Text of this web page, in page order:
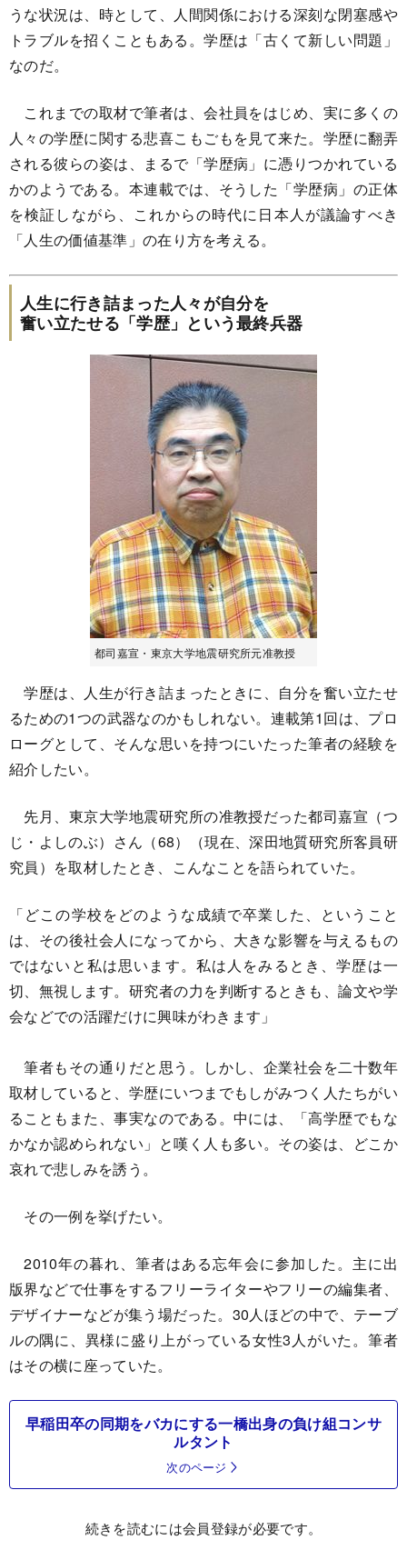
うな状況は、時として、人間関係における深刻な閉塞感や
トラブルを招くこともある。学歴は「古くて新しい問題」
なのだ。
これまでの取材で筆者は、会社員をはじめ、実に多くの
人々の学歴に関する悲喜こもごもを見て来た。学歴に翻弄
される彼らの姿は、まるで「学歴病」に憑りつかれている
かのようである。本連載では、そうした「学歴病」の正体
を検証しながら、これからの時代に日本人が議論すべき
「人生の価値基準」の在り方を考える。
人生に行き詰まった人々が自分を
奮い立たせる「学歴」という最終兵器
都司嘉宣・東京大学地震研究所元准教授
学歴は、人生が行き詰まったときに、自分を奮い立たせ
るための1つの武器なのかもしれない。連載第1回は、プロ
ローグとして、そんな思いを持つにいたった筆者の経験を
紹介したい。
先月、東京大学地震研究所の准教授だった都司嘉宣（つ
じ・よしのぶ）さん（68）（現在、深田地質研究所客員研
究員）を取材したとき、こんなことを語られていた。
「どこの学校をどのような成績で卒業した、ということ
は、その後社会人になってから、大きな影響を与えるもの
ではないと私は思います。私は人をみるとき、学歴は一
切、無視します。研究者の力を判断するときも、論文や学
会などでの活躍だけに興味がわきます」
筆者もその通りだと思う。しかし、企業社会を二十数年
取材していると、学歴にいつまでもしがみつく人たちがい
ることもまた、事実なのである。中には、「高学歴でもな
かなか認められない」と嘆く人も多い。その姿は、どこか
哀れで悲しみを誘う。
その一例を挙げたい。
2010年の暮れ、筆者はある忘年会に参加した。主に出
版界などで仕事をするフリーライターやフリーの編集者、
デザイナーなどが集う場だった。30人ほどの中で、テーブ
ルの隅に、異様に盛り上がっている女性3人がいた。筆者
はその横に座っていた。
早稲田卒の同期をバカにする一橋出身の負け組コンサ
ルタント
次のページ
続きを読むには会員登録が必要です。